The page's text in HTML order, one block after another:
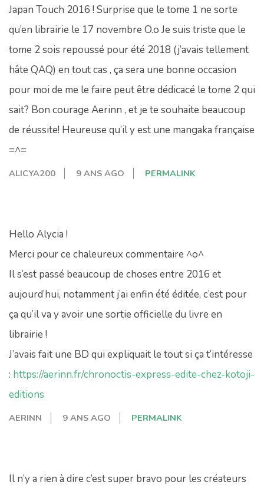
Japan Touch 2016 ! Surprise que le tome 1 ne sorte
qu’en librairie le 17 novembre O.o Je suis triste que le
tome 2 sois repoussé pour été 2018 (j’avais tellement
hâte QAQ) en tout cas , ça sera une bonne occasion
pour moi de me le faire peut être dédicacé le tome 2 qui
sait? Bon courage Aerinn , et je te souhaite beaucoup
de réussite! Heureuse qu’il y est une mangaka française
=^=
ALICYA200 9 ANS AGO PERMALINK
Hello Alycia !
Merci pour ce chaleureux commentaire ^o^
Il s’est passé beaucoup de choses entre 2016 et
aujourd’hui, notamment j’ai enfin été éditée, c’est pour
ça qu’il va y avoir une sortie officielle du livre en
librairie !
J’avais fait une BD qui expliquait le tout si ça t’intéresse
: https://aerinn.fr/chronoctis-express-edite-chez-kotoji-
editions
AERINN 9 ANS AGO PERMALINK
Il n’y a rien à dire c’est super bravo pour les créateurs